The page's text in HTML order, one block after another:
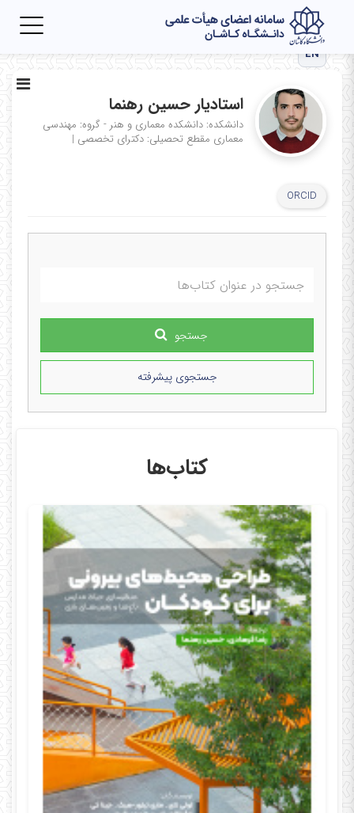
EN
استادیار حسین رهنما
دانشکده: دانشکده معماری و هنر - گروه: مهندسی
معماری مقطع تحصیلی: دکترای تخصصی |
ORCID
جستجو
جستجوی پیشرفته
کتاب‌ها